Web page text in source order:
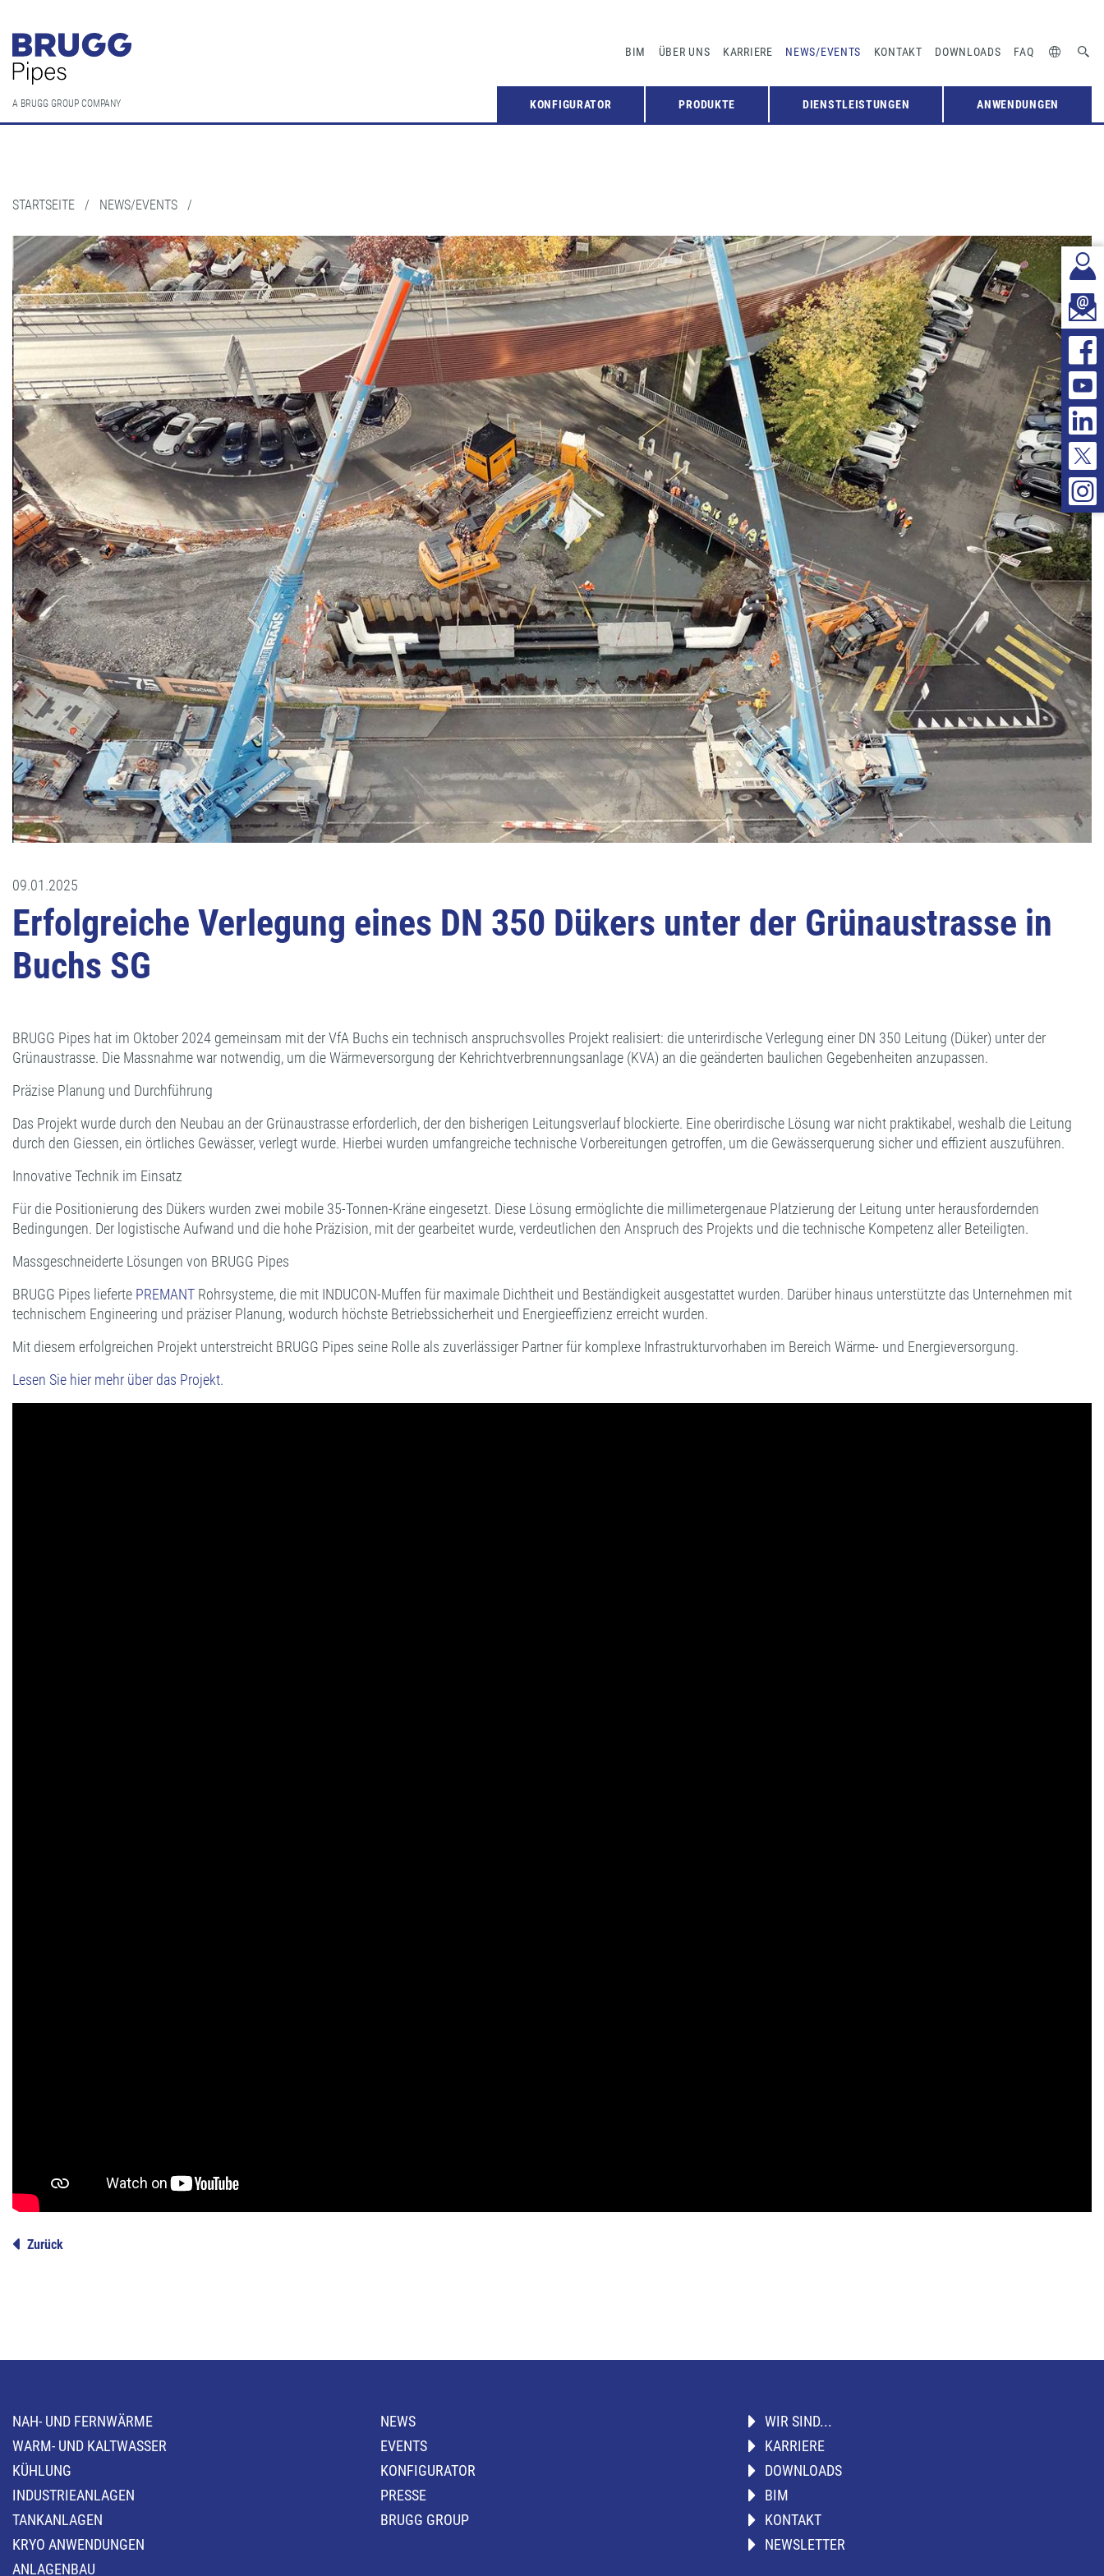
BIM ÜBER UNS KARRIERE NEWS/EVENTS KONTAKT DOWNLOADS FAQ
A BRUGG GROUP COMPANY KONFIGURATOR PRODUKTE DIENSTLEISTUNGEN ANWENDUNGEN
STARTSEITE / NEWS/EVENTS /
09.01.2025
Erfolgreiche Verlegung eines DN 350 Dükers unter der Grünaustrasse in
Buchs SG
BRUGG Pipes hat im Oktober 2024 gemeinsam mit der VfA Buchs ein technisch anspruchsvolles Projekt realisiert: die unterirdische Verlegung einer DN 350 Leitung (Düker) unter der
Grünaustrasse. Die Massnahme war notwendig, um die Wärmeversorgung der Kehrichtverbrennungsanlage (KVA) an die geänderten baulichen Gegebenheiten anzupassen.
Präzise Planung und Durchführung
Das Projekt wurde durch den Neubau an der Grünaustrasse erforderlich, der den bisherigen Leitungsverlauf blockierte. Eine oberirdische Lösung war nicht praktikabel, weshalb die Leitung
durch den Giessen, ein örtliches Gewässer, verlegt wurde. Hierbei wurden umfangreiche technische Vorbereitungen getroffen, um die Gewässerquerung sicher und effizient auszuführen.
Innovative Technik im Einsatz
Für die Positionierung des Dükers wurden zwei mobile 35-Tonnen-Kräne eingesetzt. Diese Lösung ermöglichte die millimetergenaue Platzierung der Leitung unter herausfordernden
Bedingungen. Der logistische Aufwand und die hohe Präzision, mit der gearbeitet wurde, verdeutlichen den Anspruch des Projekts und die technische Kompetenz aller Beteiligten.
Massgeschneiderte Lösungen von BRUGG Pipes
BRUGG Pipes lieferte PREMANT Rohrsysteme, die mit INDUCON-Muffen für maximale Dichtheit und Beständigkeit ausgestattet wurden. Darüber hinaus unterstützte das Unternehmen mit
technischem Engineering und präziser Planung, wodurch höchste Betriebssicherheit und Energieeffizienz erreicht wurden.
Mit diesem erfolgreichen Projekt unterstreicht BRUGG Pipes seine Rolle als zuverlässiger Partner für komplexe Infrastrukturvorhaben im Bereich Wärme- und Energieversorgung.
Lesen Sie hier mehr über das Projekt.
Zurück
NAH- UND FERNWÄRME
WARM- UND KALTWASSER
KÜHLUNG
INDUSTRIEANLAGEN
TANKANLAGEN
KRYO ANWENDUNGEN
ANLAGENBAU
NEWS
EVENTS
KONFIGURATOR
PRESSE
BRUGG GROUP
WIR SIND...
KARRIERE
DOWNLOADS
BIM
KONTAKT
NEWSLETTER